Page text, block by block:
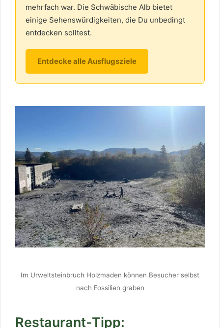
mehrfach war. Die Schwäbische Alb bietet
einige Sehenswürdigkeiten, die Du unbedingt
entdecken solltest.
Entdecke alle Ausflugsziele
Im Urweltsteinbruch Holzmaden können Besucher selbst
nach Fossilien graben
Restaurant-Tipp: